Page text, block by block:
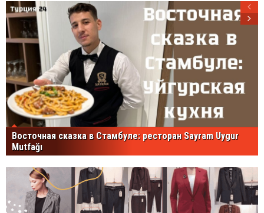
Восточная сказка в Стамбуле: ресторан Sayram Uygur
Mutfağı